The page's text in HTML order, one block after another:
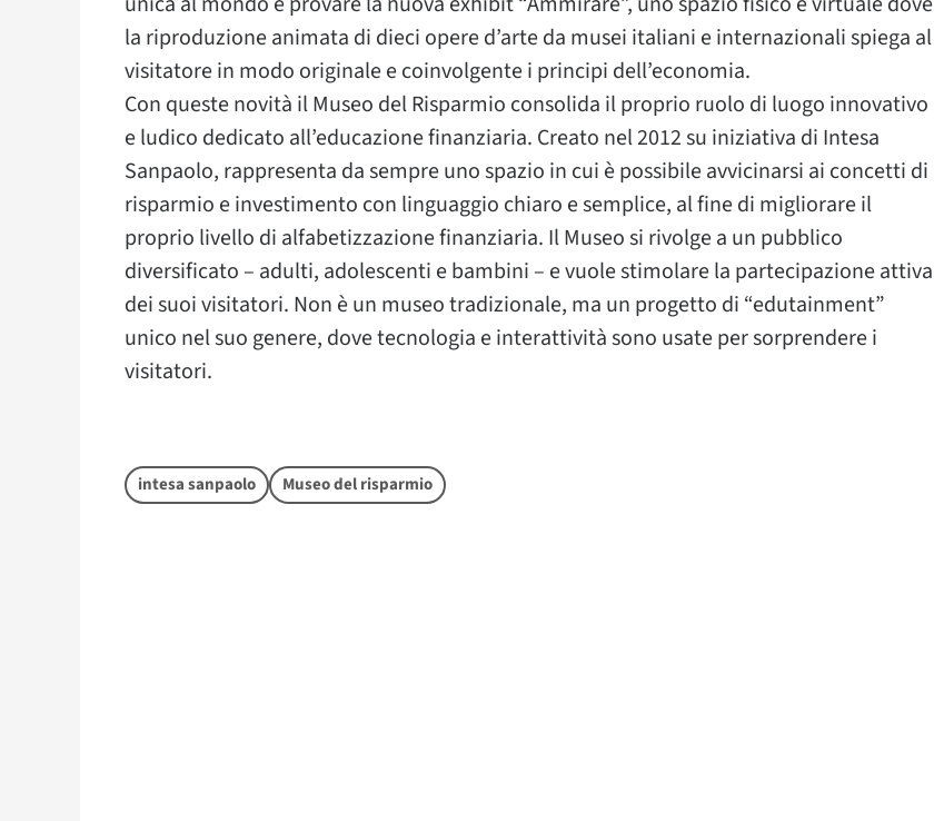
la riproduzione animata di dieci opere d’arte da musei italiani e internazionali spiega al
visitatore in modo originale e coinvolgente i principi dell’economia.
Con queste novità il Museo del Risparmio consolida il proprio ruolo di luogo innovativo
e ludico dedicato all’educazione finanziaria. Creato nel 2012 su iniziativa di Intesa
Sanpaolo, rappresenta da sempre uno spazio in cui è possibile avvicinarsi ai concetti di
risparmio e investimento con linguaggio chiaro e semplice, al fine di migliorare il
proprio livello di alfabetizzazione finanziaria. Il Museo si rivolge a un pubblico
diversificato – adulti, adolescenti e bambini – e vuole stimolare la partecipazione attiva
dei suoi visitatori. Non è un museo tradizionale, ma un progetto di “edutainment”
unico nel suo genere, dove tecnologia e interattività sono usate per sorprendere i
visitatori.
intesa sanpaolo Museo del risparmio